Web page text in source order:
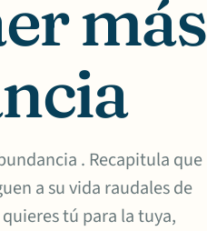
más
. Recapitula que
a su vida raudales de
tú para la tuya,